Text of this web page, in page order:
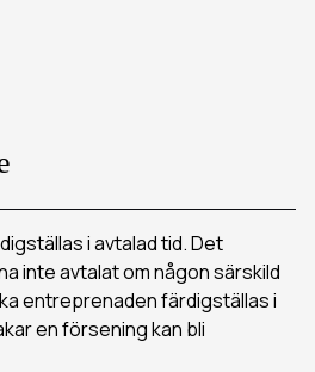
i avtalad tid. Det
inte avtalat om någon särskild
entreprenaden färdigställas i
en försening kan bli